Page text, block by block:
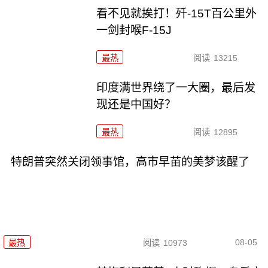
看不见就挨打！歼-15T百公里外
一剑封喉F-15J
最热 阅读 13215
印度满世界绕了一大圈，最后发
现还是中国好？
最热 阅读 12895
特朗普突然关闭领事馆，高市早苗的美梦该醒了
最热 阅读 10973 08-05